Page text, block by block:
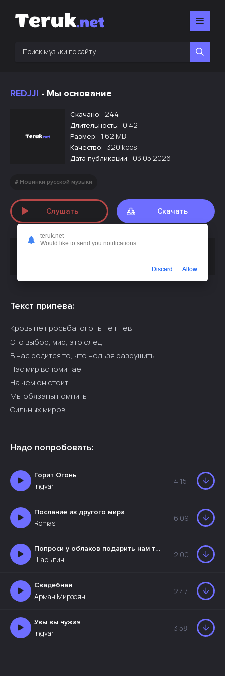
REDJJI - Мы основание
Скачано: 244
Длительность: 0:42
Размер: 1.62 MB
Качество: 320 kbps
Дата публикации: 03.05.2026
Новинки русской музыки
Слушать Скачать
Текст припева:
Кровь не просьба, огонь не гнев
Это выбор, мир, это след
В нас родится то, что нельзя разрушить
Нас мир вспоминает
На чем он стоит
Мы обязаны помнить
Сильных миров
Надо попробовать:
Горит Огонь
Ingvar
4:15
Послание из другого мира
Romas
6:09
Попроси у облаков подарить нам тех миров
Шарыгин
2:00
Свадебная
Арман Мирзоян
2:47
Увы вы чужая
Ingvar
3:58
teruk.net
Would like to send you notifications
Discard Allow